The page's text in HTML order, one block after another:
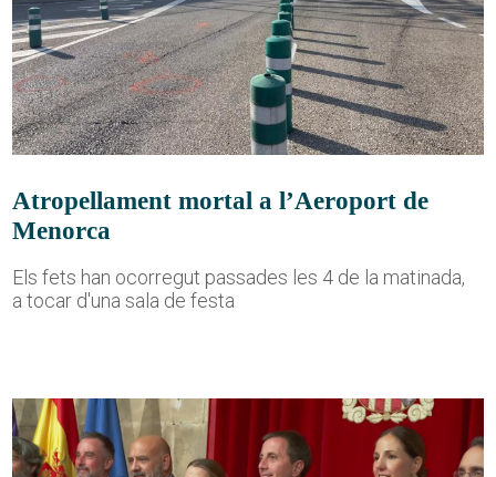
Atropellament mortal a l’Aeroport de
Menorca
Els fets han ocorregut passades les 4 de la matinada,
a tocar d'una sala de festa